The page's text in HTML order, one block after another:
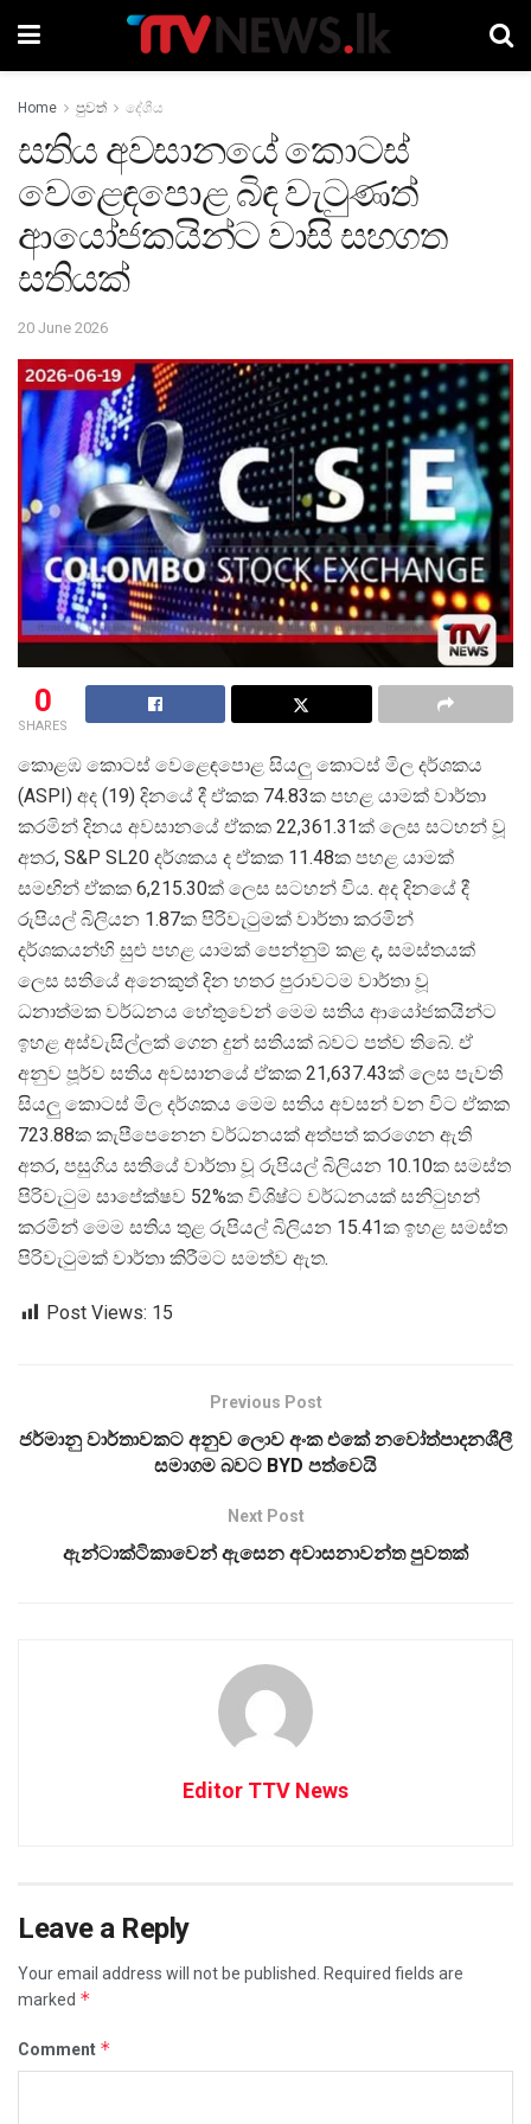
Home පුවත් දේශීය
සතිය අවසානයේ කොටස්
වෙළෙඳපොළ බිඳ වැටුණත්
ආයෝජකයින්ට වාසි සහගත
සතියක්
20 June 2026
0
SHARES
කොළඹ කොටස් වෙළෙඳපොළ සියලු කොටස් මිල දර්ශකය
(ASPI) අද (19) දිනයේ දී ඒකක 74.83ක පහළ යාමක් වාර්තා
කරමින් දිනය අවසානයේ ඒකක 22,361.31ක් ලෙස සටහන් වූ
අතර, S&P SL20 දර්ශකය ද ඒකක 11.48ක පහළ යාමක්
සමඟින් ඒකක 6,215.30ක් ලෙස සටහන් විය. අද දිනයේ දී
රුපියල් බිලියන 1.87ක පිරිවැටුමක් වාර්තා කරමින්
දර්ශකයන්හි සුළු පහළ යාමක් පෙන්නුම් කළ ද, සමස්තයක්
ලෙස සතියේ අනෙකුත් දින හතර පුරාවටම වාර්තා වූ
ධනාත්මක වර්ධනය හේතුවෙන් මෙම සතිය ආයෝජකයින්ට
ඉහළ අස්වැසිල්ලක් ගෙන දුන් සතියක් බවට පත්ව තිබේ. ඒ
අනුව පූර්ව සතිය අවසානයේ ඒකක 21,637.43ක් ලෙස පැවති
සියලු කොටස් මිල දර්ශකය මෙම සතිය අවසන් වන විට ඒකක
723.88ක කැපීපෙනෙන වර්ධනයක් අත්පත් කරගෙන ඇති
අතර, පසුගිය සතියේ වාර්තා වූ රුපියල් බිලියන 10.10ක සමස්ත
පිරිවැටුම සාපේක්ෂව 52%ක විශිෂ්ට වර්ධනයක් සනිටුහන්
කරමින් මෙම සතිය තුළ රුපියල් බිලියන 15.41ක ඉහළ සමස්ත
පිරිවැටුමක් වාර්තා කිරීමට සමත්ව ඇත.
Post Views: 15
Previous Post
ජර්මානු වාර්තාවකට අනුව ලොව අංක එකේ නවෝත්පාදනශීලී
සමාගම බවට BYD පත්වෙයි
Next Post
ඇන්ටාක්ටිකාවෙන් ඇසෙන අවාසනාවන්ත පුවතක්
Editor TTV News
Leave a Reply
Your email address will not be published. Required fields are
marked *
Comment *